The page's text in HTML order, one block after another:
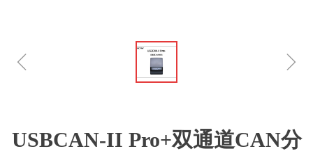
ꁆ ꁇ
USBCAN-II Pro+双通道CAN分